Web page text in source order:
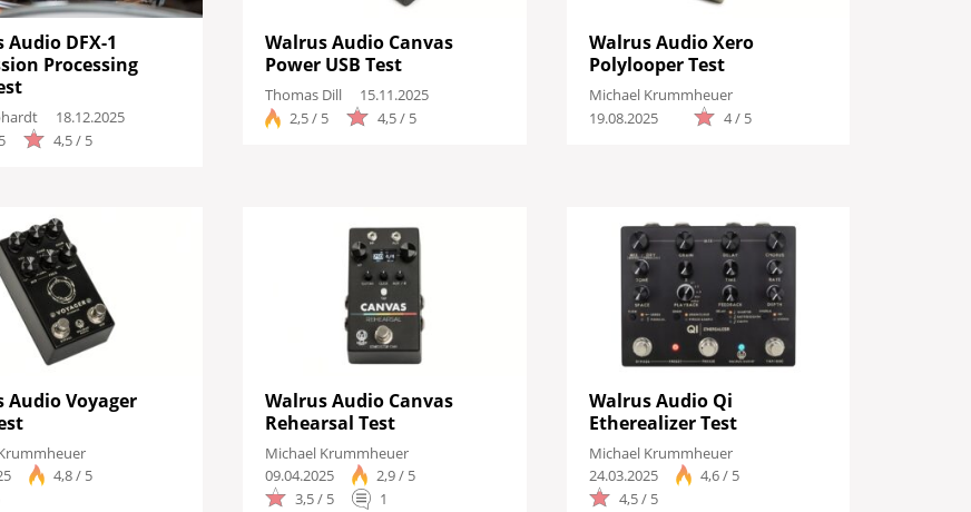
Audio DFX-1
Processing
18.12.2025
4,5 / 5
Walrus Audio Canvas
Power USB Test
Thomas Dill
15.11.2025
2,5 / 5
4,5 / 5
Walrus Audio Xero
Polylooper Test
Michael Krummheuer
19.08.2025
4 / 5
Audio Voyager
4,8 / 5
Walrus Audio Canvas
Rehearsal Test
Michael Krummheuer
09.04.2025
2,9 / 5
3,5 / 5
1
Walrus Audio Qi
Etherealizer Test
Michael Krummheuer
24.03.2025
4,6 / 5
4,5 / 5